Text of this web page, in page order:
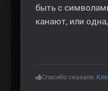
быть с
канают, или
Спасибо сказали: